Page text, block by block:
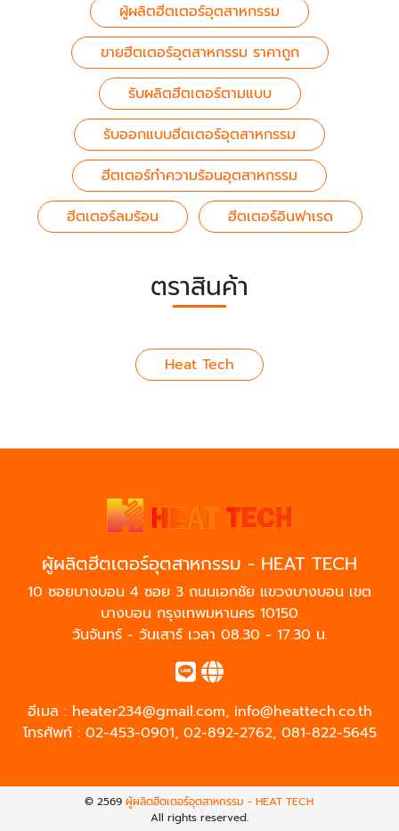
ผู้ผลิตฮีตเตอร์อุตสาหกรรม
ขายฮีตเตอร์อุตสาหกรรม ราคาถูก
รับผลิตฮีตเตอร์ตามแบบ
รับออกแบบฮีตเตอร์อุตสาหกรรม
ฮีตเตอร์ทำความร้อนอุตสาหกรรม
ฮีตเตอร์ลมร้อน
ฮีตเตอร์อินฟาเรด
ตราสินค้า
Heat Tech
ผู้ผลิตฮีตเตอร์อุตสาหกรรม - HEAT TECH
10 ซอยบางบอน 4 ซอย 3 ถนนเอกชัย แขวงบางบอน เขต
บางบอน กรุงเทพมหานคร 10150
วันจันทร์ - วันเสาร์ เวลา 08.30 - 17.30 น.
อีเมล : heater234@gmail.com, info@heattech.co.th
โทรศัพท์ : 02-453-0901, 02-892-2762, 081-822-5645
© 2569ผู้ผลิตฮีตเตอร์อุตสาหกรรม - HEAT TECH
All rights reserved.